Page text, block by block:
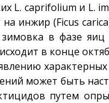
L. caprifolium и L.
инжир (Ficus
в фазе
в конце
может быть
путем